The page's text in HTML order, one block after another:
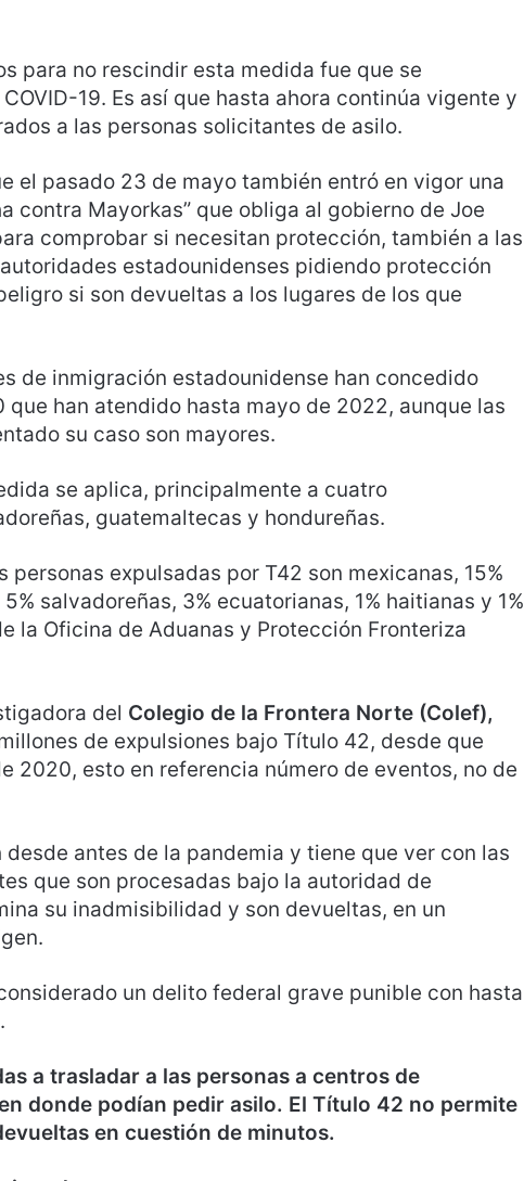
para no rescindir esta medida fue que se
19. Es así que hasta ahora continúa vigente y
a las personas solicitantes de asilo.
el pasado 23 de mayo también entró en vigor una
contra Mayorkas” que obliga al gobierno de Joe
comprobar si necesitan protección, también a las
estadounidenses pidiendo protección
si son devueltas a los lugares de los que
de inmigración estadounidense han concedido
han atendido hasta mayo de 2022, aunque las
su caso son mayores.
se aplica, principalmente a cuatro
guatemaltecas y hondureñas.
personas expulsadas por T42 son mexicanas, 15%
salvadoreñas, 3% ecuatorianas, 1% haitianas y 1%
la Oficina de Aduanas y Protección Fronteriza
del Colegio de la Frontera Norte (Colef),
de expulsiones bajo Título 42, desde que
2020, esto en referencia número de eventos, no de
desde antes de la pandemia y tiene que ver con las
que son procesadas bajo la autoridad de
su inadmisibilidad y son devueltas, en un
un delito federal grave punible con hasta
a trasladar a las personas a centros de
donde podían pedir asilo. El Título 42 no permite
en cuestión de minutos.